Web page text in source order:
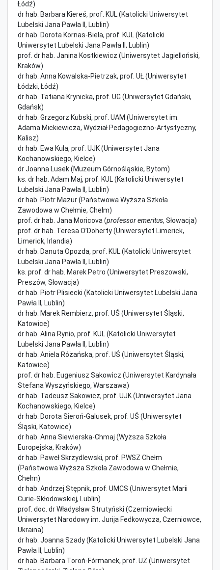
Łódź)
dr hab. Barbara Kiereś, prof. KUL (Katolicki Uniwersytet
Lubelski Jana Pawła II, Lublin)
dr hab. Dorota Kornas-Biela, prof. KUL (Katolicki
Uniwersytet Lubelski Jana Pawła II, Lublin)
prof. dr hab. Janina Kostkiewicz (Uniwersytet Jagielloński,
Kraków)
dr hab. Anna Kowalska-Pietrzak, prof. UŁ (Uniwersytet
Łódzki, Łódź)
dr hab. Tatiana Krynicka, prof. UG (Uniwersytet Gdański,
Gdańsk)
dr hab. Grzegorz Kubski, prof. UAM (Uniwersytet im.
Adama Mickiewicza, Wydział Pedagogiczno-Artystyczny,
Kalisz)
dr hab. Ewa Kula, prof. UJK (Uniwersytet Jana
Kochanowskiego, Kielce)
dr Joanna Lusek (Muzeum Górnośląskie, Bytom)
ks. dr hab. Adam Maj, prof. KUL (Katolicki Uniwersytet
Lubelski Jana Pawła II, Lublin)
dr hab. Piotr Mazur (Państwowa Wyższa Szkoła
Zawodowa w Chełmie, Chełm)
prof. dr hab. Jana Moricova (professor emeritus, Słowacja)
prof. dr hab. Teresa O’Doherty (Uniwersytet Limerick,
Limerick, Irlandia)
dr hab. Danuta Opozda, prof. KUL (Katolicki Uniwersytet
Lubelski Jana Pawła II, Lublin)
ks. prof. dr hab. Marek Petro (Uniwersytet Preszowski,
Preszów, Słowacja)
dr hab. Piotr Plisiecki (Katolicki Uniwersytet Lubelski Jana
Pawła II, Lublin)
dr hab. Marek Rembierz, prof. UŚ (Uniwersytet Śląski,
Katowice)
dr hab. Alina Rynio, prof. KUL (Katolicki Uniwersytet
Lubelski Jana Pawła II, Lublin)
dr hab. Aniela Różańska, prof. UŚ (Uniwersytet Śląski,
Katowice)
prof. dr hab. Eugeniusz Sakowicz (Uniwersytet Kardynała
Stefana Wyszyńskiego, Warszawa)
dr hab. Tadeusz Sakowicz, prof. UJK (Uniwersytet Jana
Kochanowskiego, Kielce)
dr hab. Dorota Sieroń-Galusek, prof. UŚ (Uniwersytet
Śląski, Katowice)
dr hab. Anna Siewierska-Chmaj (Wyższa Szkoła
Europejska, Kraków)
dr hab. Paweł Skrzydlewski, prof. PWSZ Chełm
(Państwowa Wyższa Szkoła Zawodowa w Chełmie,
Chełm)
dr hab. Andrzej Stępnik, prof. UMCS (Uniwersytet Marii
Curie-Skłodowskiej, Lublin)
prof. doc. dr Władysław Strutyński (Czerniowiecki
Uniwersytet Narodowy im. Jurija Fedkowycza, Czerniowce,
Ukraina)
dr hab. Joanna Szady (Katolicki Uniwersytet Lubelski Jana
Pawła II, Lublin)
dr hab. Barbara Toroń-Fórmanek, prof. UZ (Uniwersytet